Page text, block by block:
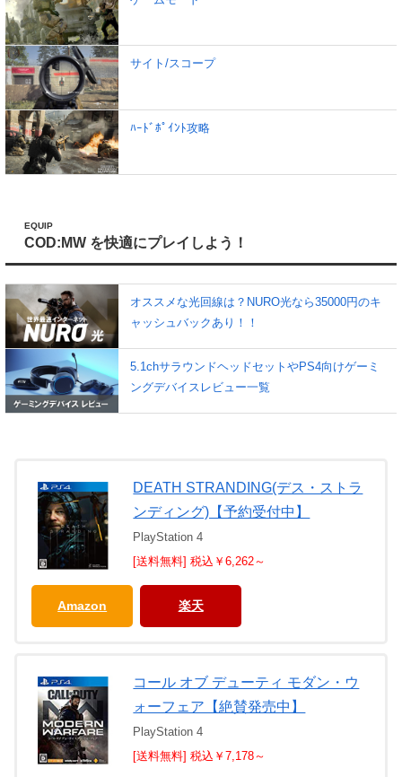
サイト/スコープ
ﾊｰﾄﾞﾎﾟｲﾝﾄ攻略
EQUIP
COD:MW を快適にプレイしよう！
オススメな光回線は？NURO光なら35000円のキ
ャッシュバックあり！！
5.1chサラウンドヘッドセットやPS4向けゲーミ
ングデバイスレビュー一覧
DEATH STRANDING(デス・ストラ
ンディング)【予約受付中】
PlayStation 4
[送料無料] 税込￥6,262～
Amazon 楽天
コール オブ デューティ モダン・ウ
ォーフェア【絶賛発売中】
PlayStation 4
[送料無料] 税込￥7,178～